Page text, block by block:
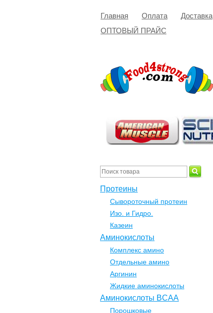
Главная Оплата Доставка
ОПТОВЫЙ ПРАЙС
Протеины
Сывороточный протеин
Изо. и Гидро.
Казеин
Аминокислоты
Комплекс амино
Отдельные амино
Аргинин
Жидкие аминокислоты
Аминокислоты BCAA
Порошковые